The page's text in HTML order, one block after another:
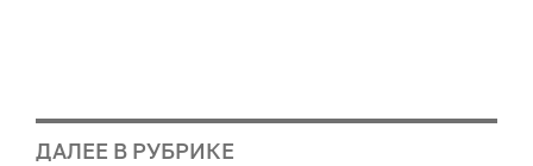
ДАЛЕЕ В РУБРИКЕ